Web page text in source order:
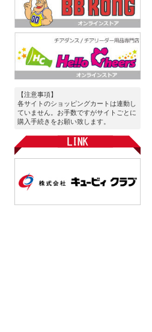
【注意事項】
各サイトのショッピングカートは連動し
ていません。お手数ですがサイトごとに
購入手続きをお願い致します。